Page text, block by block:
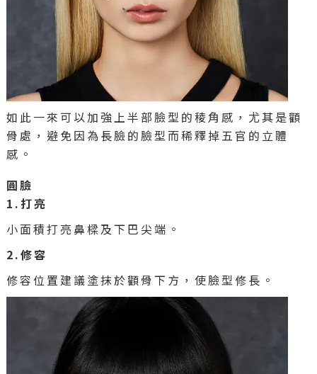
如此一來可以加強上半部臉型的稜角感，尤其是顴
骨處，避免因為長臉的臉型而稀釋掉五官的立體
感。
圓臉
1.打亮
小面積打亮鼻樑及下巴尖端。
2.修容
修容位置建議塗抹於顴骨下方，使臉型修長。